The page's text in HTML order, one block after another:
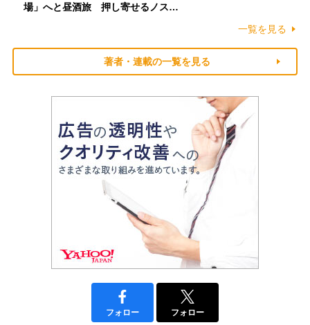
場」へと昼酒旅 押し寄せるノス…
一覧を見る
著者・連載の一覧を見る
フォロー フォロー